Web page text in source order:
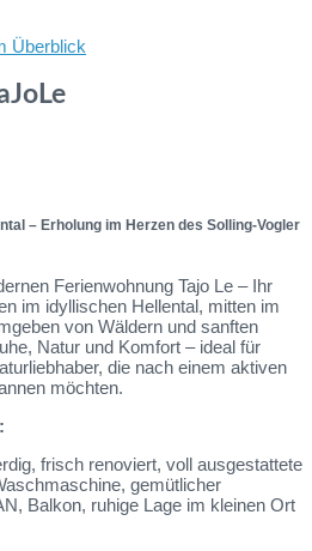
Überblick
– Erholung im Herzen des Solling-Vogler
Ferienwohnung Tajo Le – Ihr
im idyllischen Hellental, mitten im
von Wäldern und sanften
Natur und Komfort – ideal für
die nach einem aktiven
möchten.
frisch renoviert, voll ausgestattete
gemütlicher
Balkon, ruhige Lage im kleinen Ort